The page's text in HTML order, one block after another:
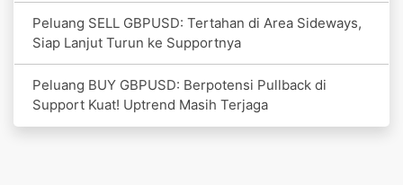
Peluang SELL GBPUSD: Tertahan di Area Sideways,
Siap Lanjut Turun ke Supportnya
Peluang BUY GBPUSD: Berpotensi Pullback di
Support Kuat! Uptrend Masih Terjaga